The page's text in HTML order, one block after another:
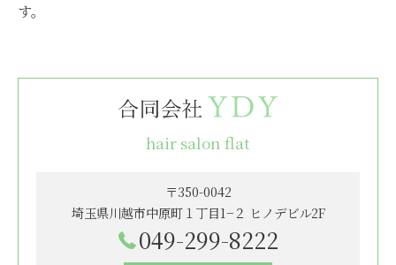
す。
hair salon flat
〒350-0042
埼玉県川越市中原町１丁目1−２ ヒノデビル2F
049-299-8222